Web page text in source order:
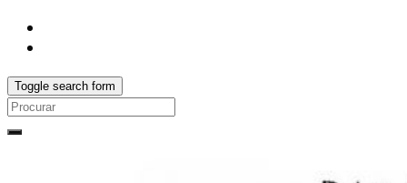
Toggle search form
Search